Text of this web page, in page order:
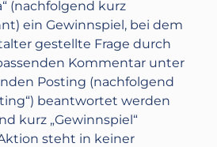
(nachfolgend kurz
ein Gewinnspiel, bei dem
gestellte Frage durch
Kommentar unter
Posting (nachfolgend
beantwortet werden
kurz „Gewinnspiel“
steht in keiner